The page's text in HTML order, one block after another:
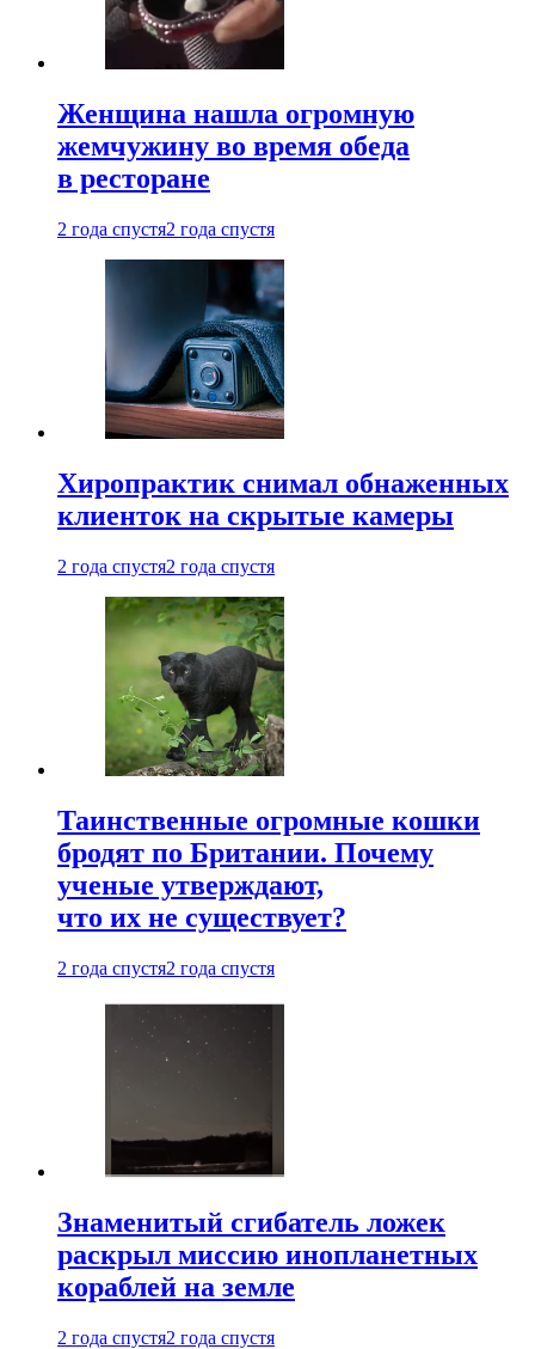
Женщина нашла огромную
жемчужину во время обеда
в ресторане
2 года спустя2 года спустя
Хиропрактик снимал обнаженных
клиенток на скрытые камеры
2 года спустя2 года спустя
Таинственные огромные кошки
бродят по Британии. Почему
ученые утверждают,
что их не существует?
2 года спустя2 года спустя
Знаменитый сгибатель ложек
раскрыл миссию инопланетных
кораблей на земле
2 года спустя2 года спустя